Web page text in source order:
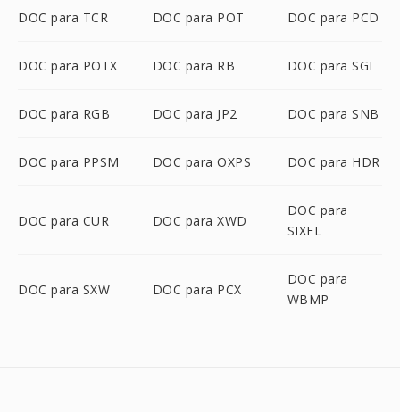
DOC para TCR DOC para POT DOC para PCD
DOC para POTX DOC para RB DOC para SGI
DOC para RGB DOC para JP2 DOC para SNB
DOC para PPSM DOC para OXPS DOC para HDR
DOC para CUR DOC para XWD
DOC para
SIXEL
DOC para SXW DOC para PCX
DOC para
WBMP